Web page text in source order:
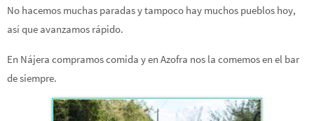
No hacemos muchas paradas y tampoco hay muchos pueblos hoy,
así que avanzamos rápido.
En Nájera compramos comida y en Azofra nos la comemos en el bar
de siempre.